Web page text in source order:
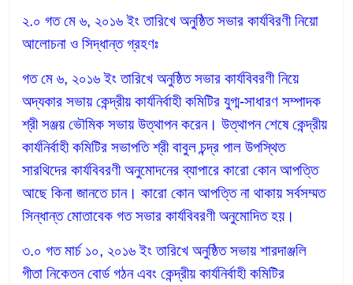
২.০ গত মে ৬, ২০১৬ ইং তারিখে অনুষ্ঠিত সভার কার্যবিরণী নিয়ো
আলোচনা ও সিদ্ধান্ত গ্রহণঃ
গত মে ৬, ২০১৬ ইং তারিখে অনুষ্ঠিত সভার কার্যবিবরণী নিয়ে
অদ্যকার সভায় কেন্দ্রীয় কার্যনির্বাহী কমিটির যুগ্ম-সাধারণ সম্পাদক
শ্রী সঞ্জয় ভৌমিক সভায় উত্থাপন করেন। উত্থাপন শেষে কেন্দ্রীয়
কার্যনির্বাহী কমিটির সভাপতি শ্রী বাবুল চন্দ্র পাল উপস্থিত
সারথিদের কার্যবিবরণী অনুমোদনের ব্যাপারে কারো কোন আপত্তি
আছে কিনা জানতে চান। কারো কোন আপত্তি না থাকায় সর্বসম্মত
সিন্ধান্ত মোতাবেক গত সভার কার্যবিবরণী অনুমোদিত হয়।
৩.০ গত মার্চ ১০, ২০১৬ ইং তারিখে অনুষ্ঠিত সভায় শারদাঞ্জলি
গীতা নিকেতন বোর্ড গঠন এবং কেন্দ্রীয় কার্যনির্বাহী কমিটির